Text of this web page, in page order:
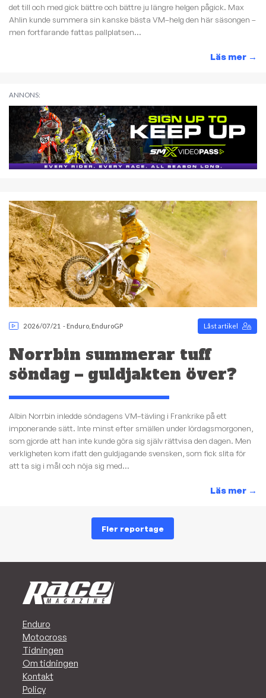
det till och med gick bättre och bättre ju längre helgen pågick. Max
Ahlin kunde summera sin kanske bästa VM–helg den här säsongen –
men fortfarande fattas pallplatsen...
Läs mer →
ANNONS:
2026/07/21 - Enduro EnduroGP Låst artikel
Norrbin summerar tuff
söndag – guldjakten över?
Albin Norrbin inledde söndagens VM–tävling i Frankrike på ett
imponerande sätt. Inte minst efter smällen under lördagsmorgonen,
som gjorde att han inte kunde göra sig själv rättvisa den dagen. Men
verkligheten kom ifatt den guldjagande svensken, som fick slita för
att ta sig i mål och nöja sig med...
Läs mer →
Fler reportage
Enduro
Motocross
Tidningen
Om tidningen
Kontakt
Policy